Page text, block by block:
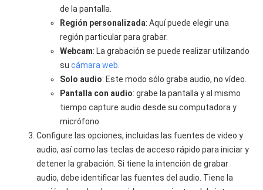
de la pantalla.
Región personalizada: Aquí puede elegir una
región particular para grabar.
Webcam: La grabación se puede realizar utilizando
sucámara web
Solo audio: Este modo sólo graba audio, no vídeo.
Pantalla con audio: grabe la pantalla y al mismo
tiempo capture audio desde su computadora y
micrófono.
Configure las opciones, incluidas las fuentes de video y
audio, así como las teclas de acceso rápido para iniciar y
detener la grabación. Si tiene la intención de grabar
audio, debe identificar las fuentes del audio. Tiene la